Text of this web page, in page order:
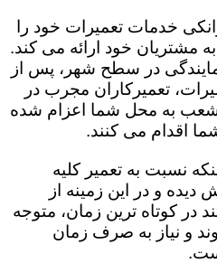
خدمات تعمیرات خود را
مشتریان خود ارائه می کند.
در سطح شهر، پس از
تعمیرکاران مجرب در
شعب به محل شما اعزام شده
اقدام می کنند.
نسبت به تعمیر کلیه
و در این زمینه از
در کوتاه ترین زمان، متوجه
و نیاز به صرف زمان